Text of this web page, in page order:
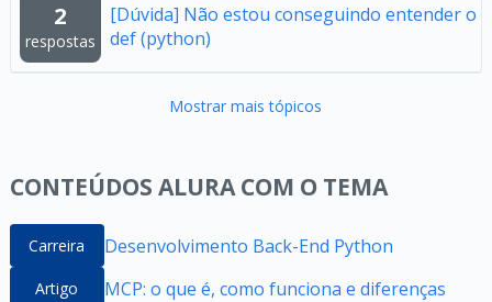
2
respostas
[Dúvida] Não estou conseguindo entender o
def (python)
Mostrar mais tópicos
CONTEÚDOS ALURA COM O TEMA
Carreira Desenvolvimento Back-End Python
Artigo MCP: o que é, como funciona e diferenças